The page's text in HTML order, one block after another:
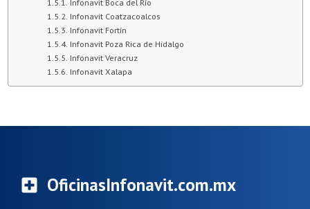
Infonavit Coatzacoalcos
Infonavit Fortín
Infonavit Poza Rica de Hidalgo
Infonavit Veracruz
Infonavit Xalapa
OficinasInfonavit.com.mx